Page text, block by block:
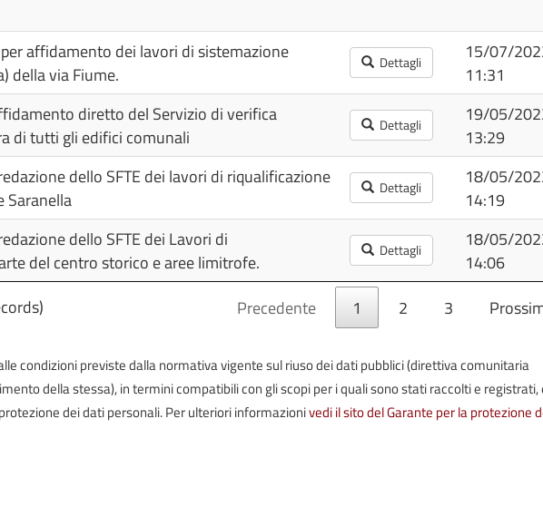
affidamento dei lavori di sistemazione
della via Fiume.
Dettagli
15/07/
11:31
diretto del Servizio di verifica
di tutti gli edifici comunali
Dettagli
19/05/
13:29
dello SFTE dei lavori di riqualificazione
Saranella
Dettagli
18/05/
14:19
dello SFTE dei Lavori di
del centro storico e aree limitrofe.
Dettagli
18/05/
14:06
Precedente 1 2 3
condizioni previste dalla normativa vigente sul riuso dei dati pubblici (direttiva comunitaria
della stessa), in termini compatibili con gli scopi per i quali sono stati raccolti e registrati,
dei dati personali. Per ulteriori informazionivedi il sito del Garante per la protezione